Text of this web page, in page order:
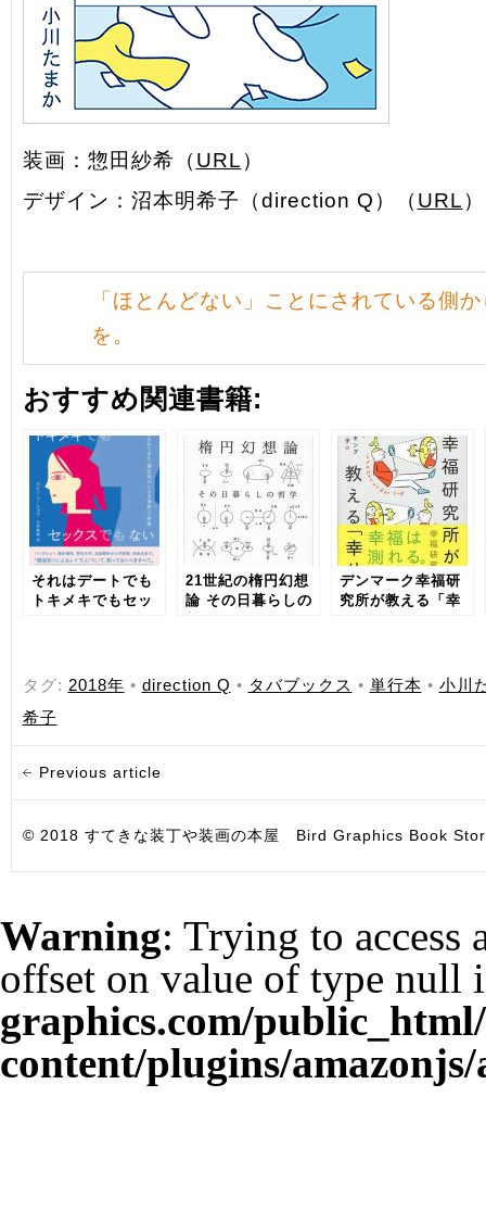
装画：惣田紗希（ URL ）
デザイン：沼本明希子（direction Q）（ URL ）
「ほとんどない」ことにされている側
を。
おすすめ関連書籍:
それはデートでも
トキメキでもセッ
よる強姦」の実態
21世紀の楕円幻想
論 その日暮らしの
デンマーク幸福研
究所が教える「幸
タグ: 2018年 • direction Q • タバブックス • 単行本 • 小川
希子
Previous article
© 2018 すてきな装丁や装画の本屋 Bird Graphics Book
Warning: Trying to access
offset on value of type null
graphics.com/
content/plugins/